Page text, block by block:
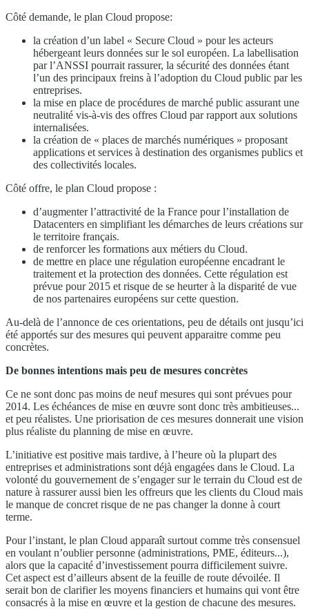
Côté demande, le plan Cloud propose:
la création d’un label « Secure Cloud » pour les acteurs
hébergeant leurs données sur le sol européen. La labellisation
par l’ANSSI pourrait rassurer, la sécurité des données étant
l’un des principaux freins à l’adoption du Cloud public par les
entreprises.
la mise en place de procédures de marché public assurant une
neutralité vis-à-vis des offres Cloud par rapport aux solutions
internalisées.
la création de « places de marchés numériques » proposant
applications et services à destination des organismes publics et
des collectivités locales.
Côté offre, le plan Cloud propose :
d’augmenter l’attractivité de la France pour l’installation de
Datacenters en simplifiant les démarches de leurs créations sur
le territoire français.
de renforcer les formations aux métiers du Cloud.
de mettre en place une régulation européenne encadrant le
traitement et la protection des données. Cette régulation est
prévue pour 2015 et risque de se heurter à la disparité de vue
de nos partenaires européens sur cette question.
Au-delà de l’annonce de ces orientations, peu de détails ont jusqu’ici
été apportés sur des mesures qui peuvent apparaitre comme peu
concrètes.
De bonnes intentions mais peu de mesures concrètes
Ce ne sont donc pas moins de neuf mesures qui sont prévues pour
2014. Les échéances de mise en œuvre sont donc très ambitieuses...
et peu réalistes. Une priorisation de ces mesures donnerait une vision
plus réaliste du planning de mise en œuvre.
L’initiative est positive mais tardive, à l’heure où la plupart des
entreprises et administrations sont déjà engagées dans le Cloud. La
volonté du gouvernement de s’engager sur le terrain du Cloud est de
nature à rassurer aussi bien les offreurs que les clients du Cloud mais
le manque de concret risque de ne pas changer la donne à court
terme.
Pour l’instant, le plan Cloud apparaît surtout comme très consensuel
en voulant n’oublier personne (administrations, PME, éditeurs...),
alors que la capacité d’investissement pourra difficilement suivre.
Cet aspect est d’ailleurs absent de la feuille de route dévoilée. Il
serait bon de clarifier les moyens financiers et humains qui vont être
consacrés à la mise en œuvre et la gestion de chacune des mesures.